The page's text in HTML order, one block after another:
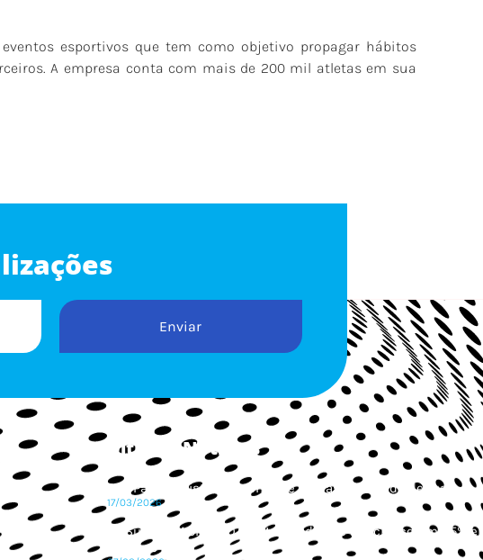
esportivos que tem como objetivo propagar hábitos
A empresa conta com mais de 200 mil atletas em sua
Enviar
Últimas Notícias
São Paulo registra aumento de provas de corrida de rua
17/03/2026
4º Summit ABRACEO/CBAt: Corridas de rua cresceram 85% em
2025 no Brasil